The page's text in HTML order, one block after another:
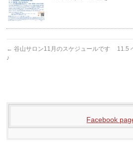
← 谷山サロン11月のスケジュールです
♪
11.5
Facebook